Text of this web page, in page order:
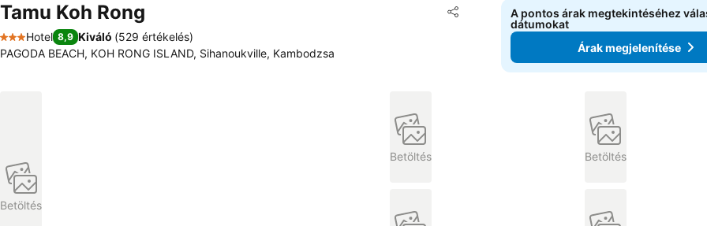
Tamu Koh Rong Megosztás
Hozzáadás a kedvencekhez
3 Kategória
Hotel 8,9 Kiváló (529 értékelés)
PAGODA BEACH, KOH RONG ISLAND, Sihanoukville, Kambodzsa
A pontos árak megtekintéséhez
dátumokat
Árak megjelenítése
Betöltés
Betöltés Betöltés